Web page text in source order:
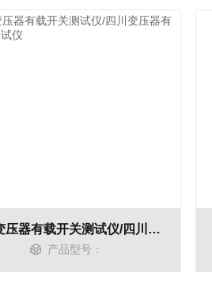
上海变压器有载开关测试仪/四川变压器有载开关测试仪
产品型号：